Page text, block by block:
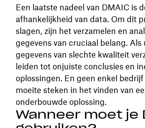
Een laatste nadeel van DMAIC is
afhankelijkheid van data. Om dit
slagen, zijn het verzamelen en
gegevens van cruciaal belang. Als
gegevens van slechte kwaliteit
leiden tot onjuiste conclusies en
oplossingen. En geen enkel
moeite steken in het vinden van
onderbouwde oplossing.
Wanneer moet je